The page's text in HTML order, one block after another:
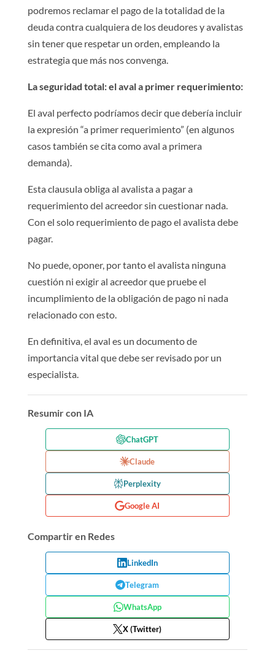
podremos reclamar el pago de la totalidad de la
deuda contra cualquiera de los deudores y avalistas
sin tener que respetar un orden, empleando la
estrategia que más nos convenga.
La seguridad total: el aval a primer requerimiento:
El aval perfecto podríamos decir que debería incluir
la expresión “a primer requerimiento” (en algunos
casos también se cita como aval a primera
demanda).
Esta clausula obliga al avalista a pagar a
requerimiento del acreedor sin cuestionar nada.
Con el solo requerimiento de pago el avalista debe
pagar.
No puede, oponer, por tanto el avalista ninguna
cuestión ni exigir al acreedor que pruebe el
incumplimiento de la obligación de pago ni nada
relacionado con esto.
En definitiva, el aval es un documento de
importancia vital que debe ser revisado por un
especialista.
Resumir con IA
ChatGPT
Claude
Perplexity
Google AI
Compartir en Redes
LinkedIn
Telegram
WhatsApp
X (Twitter)